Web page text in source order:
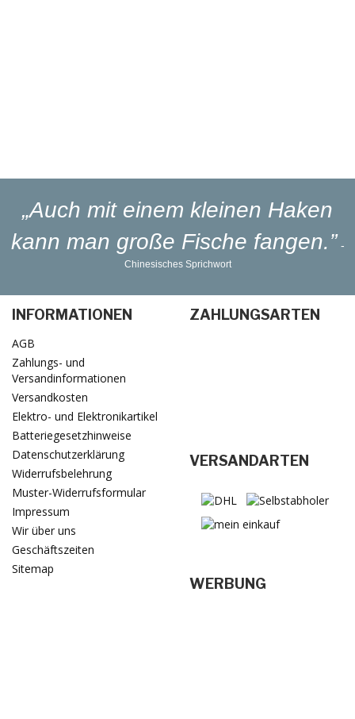
„Auch mit einem kleinen Haken
kann man große Fische fangen.” -
Chinesisches Sprichwort
INFORMATIONEN
AGB
Zahlungs- und
Versandinformationen
Versandkosten
Elektro- und Elektronikartikel
Batteriegesetzhinweise
Datenschutzerklärung
Widerrufsbelehrung
Muster-Widerrufsformular
Impressum
Wir über uns
Geschäftszeiten
Sitemap
ZAHLUNGSARTEN
VERSANDARTEN
WERBUNG